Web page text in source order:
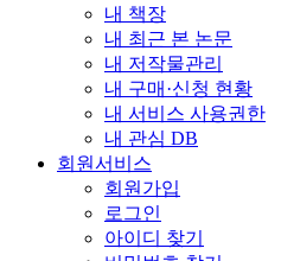
내 책장
내 최근 본 논문
내 저작물관리
내 구매·신청 현황
내 서비스 사용권한
내 관심 DB
회원서비스
회원가입
로그인
아이디 찾기